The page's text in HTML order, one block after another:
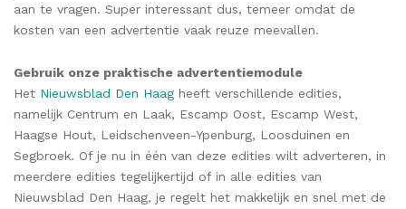
aan te vragen. Super interessant dus, temeer omdat de
kosten van een advertentie vaak reuze meevallen.
Gebruik onze praktische advertentiemodule
Het Nieuwsblad Den Haag heeft verschillende edities,
namelijk Centrum en Laak, Escamp Oost, Escamp West,
Haagse Hout, Leidschenveen-Ypenburg, Loosduinen en
Segbroek. Of je nu in één van deze edities wilt adverteren, in
meerdere edities tegelijkertijd of in alle edities van
Nieuwsblad Den Haag, je regelt het makkelijk en snel met de